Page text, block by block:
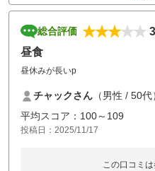
総合評価
昼食
昼休みが長いp
チャックさん （男性 / 50代
平均スコア：100～109
投稿日：2025/11/17
この口コミ